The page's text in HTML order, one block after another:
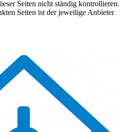
Seiten nicht ständig kontrollieren.
Seiten ist der jeweilige Anbieter